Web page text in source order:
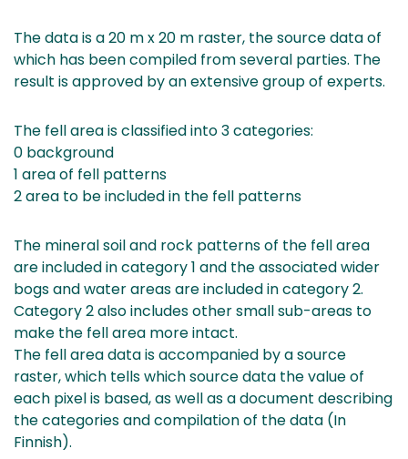
The data is a 20 m x 20 m raster, the source data of
which has been compiled from several parties. The
result is approved by an extensive group of experts.
The fell area is classified into 3 categories:
0 background
1 area of fell patterns
2 area to be included in the fell patterns
The mineral soil and rock patterns of the fell area
are included in category 1 and the associated wider
bogs and water areas are included in category 2.
Category 2 also includes other small sub-areas to
make the fell area more intact.
The fell area data is accompanied by a source
raster, which tells which source data the value of
each pixel is based, as well as a document describing
the categories and compilation of the data (In
Finnish).